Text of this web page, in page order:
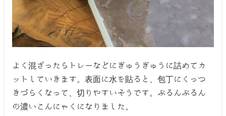
よく混ざったらトレーなどにぎゅうぎゅうに詰めてカ
ットしていきます。表面に水を貼ると、包丁にくっつ
きづらくなって、切りやすいそうです。ぶるんぶるん
の濃いこんにゃくになりました。